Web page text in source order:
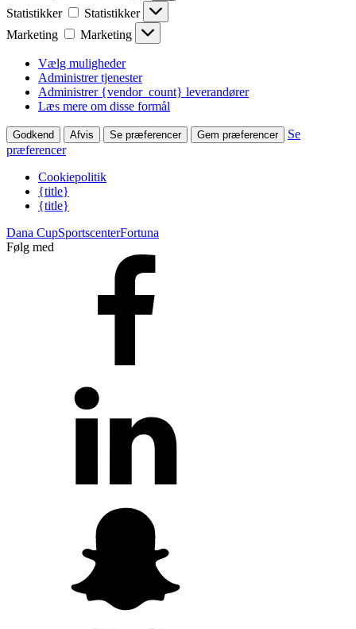
Statistikker
Statistikker
Marketing
Marketing
Vælg muligheder
Administrer tjenester
Administrer {vendor_count} leverandører
Læs mere om disse formål
Godkend Afvis Se præferencer Gem præferencer
Se
præferencer
Cookiepolitik
{title}
{title}
Dana CupSportscenterFortuna
Følg med